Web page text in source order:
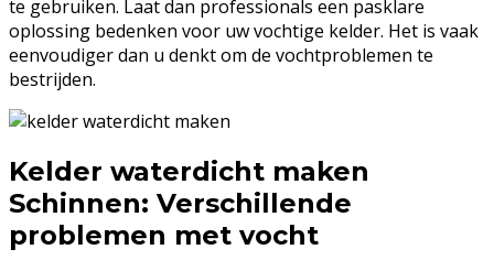
te gebruiken. Laat dan professionals een pasklare
oplossing bedenken voor uw vochtige kelder. Het is vaak
eenvoudiger dan u denkt om de vochtproblemen te
bestrijden.
Kelder waterdicht maken
Schinnen: Verschillende
problemen met vocht